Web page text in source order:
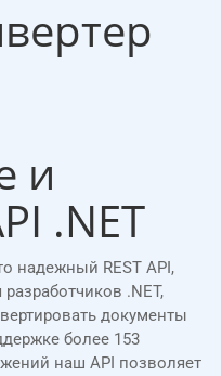
и
.NET
надежный REST API,
.NET,
документы
более 153
наш API позволяет